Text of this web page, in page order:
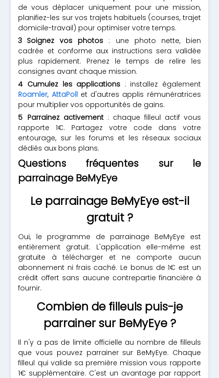
de vous déplacer uniquement pour une mission,
planifiez-les sur vos trajets habituels (courses, trajet
domicile-travail) pour optimiser votre temps.
Soignez vos photos : une photo nette, bien
cadrée et conforme aux instructions sera validée
plus rapidement. Prenez le temps de relire les
consignes avant chaque mission.
Cumulez les applications : installez également
Roamler, AttaPollet d'autres applis rémunératrices
pour multiplier vos opportunités de gains.
Parrainez activement : chaque filleul actif vous
rapporte 1€. Partagez votre code dans votre
entourage, sur les forums et les réseaux sociaux
dédiés aux bons plans.
Questions fréquentes sur le
parrainage BeMyEye
Le parrainage BeMyEye est-il
gratuit ?
Oui, le programme de parrainage BeMyEye est
entièrement gratuit. L'application elle-même est
gratuite à télécharger et ne comporte aucun
abonnement ni frais caché. Le bonus de 1€ est un
crédit offert sans aucune contrepartie financière à
fournir.
Combien de filleuls puis-je
parrainer sur BeMyEye ?
Il n'y a pas de limite officielle au nombre de filleuls
que vous pouvez parrainer sur BeMyEye. Chaque
filleul qui valide sa première mission vous rapporte
1€ supplémentaire. C'est un avantage par rapport